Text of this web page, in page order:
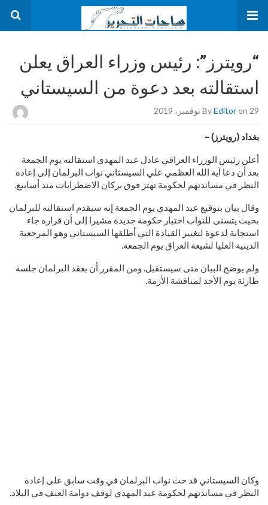
“رويترز”: رئيس وزراء العراق يعلن
استقالته بعد دعوة من السيستاني
ByEditoron 29 نوفمبر، 2019
بغداد (رويترز) –
أعلن رئيس الوزراء العراقي عادل عبد المهدي استقالته يوم الجمعة
بعد أن دعا آية الله العظمي علي السيستاني نواب البرلمان إلى إعادة
النظر في مساندتهم لحكومة تهتز فوق بركان الاضطرابات منذ أسابيع.
وقال بيان بتوقيع عبد المهدي يوم الجمعة إنه سيقدم استقالته للبرلمان
بحيث يتسنى للنواب اختيار حكومة جديدة مشيرا إلى أن قراره جاء
استجابة لدعوة لتغيير القيادة التي أطلقها السيستاني وهو المرجعية
الدينية العليا لشيعة العراق يوم الجمعة.
ولم يوضح البيان متى سيستقيل. ومن المقرر أن يعقد البرلمان جلسة
طارئة يوم الأحد لمناقشة الأزمة.
وكان السيستاني قد حث نواب البرلمان في وقت سابق على إعادة
النظر في مساندتهم لحكومة عبد المهدي لوقف دوامة العنف في البلاد.